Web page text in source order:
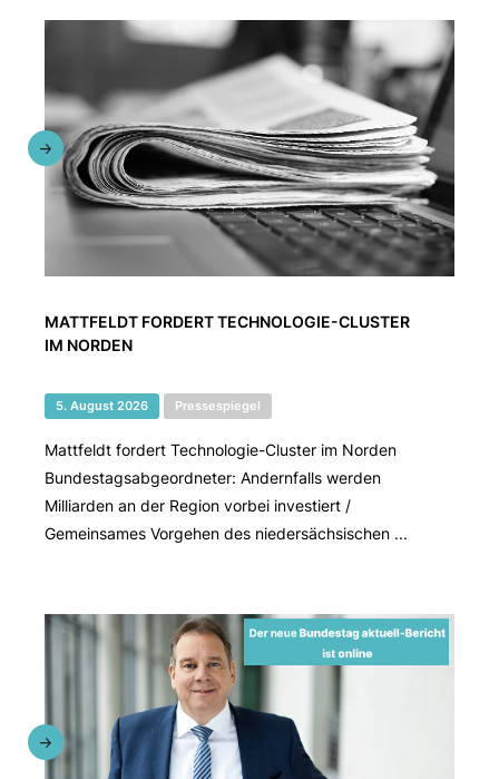
MATTFELDT FORDERT TECHNOLOGIE-CLUSTER
IM NORDEN
5. August 2026 Pressespiegel
Mattfeldt fordert Technologie-Cluster im Norden
Bundestagsabgeordneter: Andernfalls werden
Milliarden an der Region vorbei investiert /
Gemeinsames Vorgehen des niedersächsischen ...